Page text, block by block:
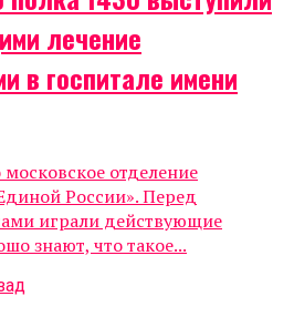
лечение
в госпитале имени
отделение
России». Перед
играли действующие
знают, что такое...